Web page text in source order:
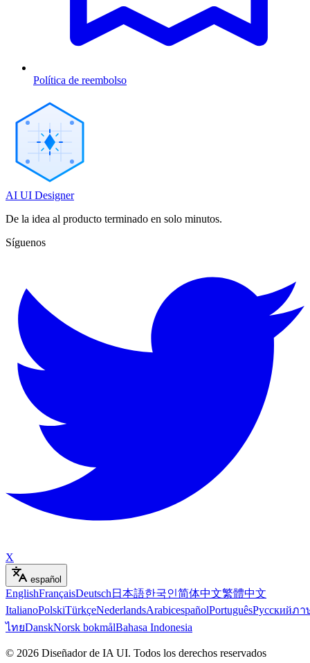
Política de reembolso
AI UI Designer
De la idea al producto terminado en solo minutos.
Síguenos
X
español
EnglishFrançaisDeutsch 日本語한국인简体中文繁體中文
ItalianoPolskiTürkçeNederlandsArabicespañolPortuguêsРусскийภา
ไทยDanskNorsk bokmålBahasa Indonesia
© 2026 Diseñador de IA UI. Todos los derechos reservados